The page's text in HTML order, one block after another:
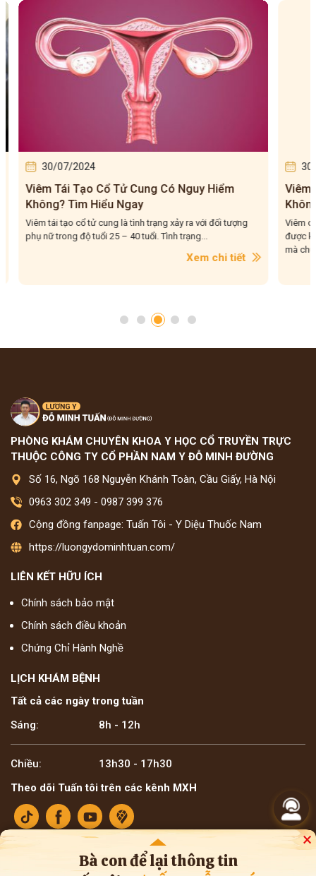
30/07/2024
Viêm Tái Tạo Cổ Tử Cung Có Nguy Hiểm
Không? Tìm Hiểu Ngay
Viêm tái tạo cổ tử cung là tình trạng xảy ra với đối tượng
phụ nữ trong độ tuổi 25 – 40 tuổi. Tình trạng...
Xem chi tiết
30/
Viêm
Viêm
được
mà
Bà con để lại thông tin
×
PHÒNG KHÁM CHUYÊN KHOA Y HỌC CỔ TRUYỀN TRỰC
THUỘC CÔNG TY CỔ PHẦN NAM Y ĐỖ MINH ĐƯỜNG
Số 16, Ngõ 168 Nguyễn Khánh Toàn, Cầu Giấy, Hà Nội
0963 302 349 - 0987 399 376
Cộng đồng fanpage: Tuấn Tôi - Y Diệu Thuốc Nam
https://luongydominhtuan.com/
LIÊN KẾT HỮU ÍCH
Chính sách bảo mật
Chính sách điều khoản
Chứng Chỉ Hành Nghề
LỊCH KHÁM BỆNH
Tất cả các ngày trong tuần
Sáng:
8h - 12h
Chiều:
13h30 - 17h30
Theo dõi Tuấn tôi trên các kênh MXH